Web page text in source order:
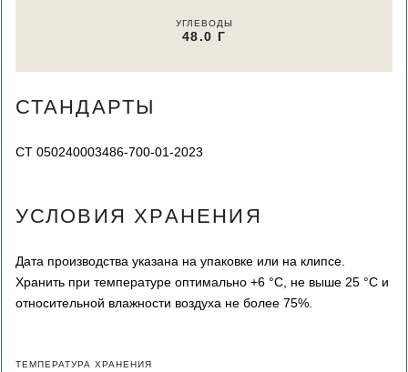
УГЛЕВОДЫ
48.0 Г
СТАНДАРТЫ
СТ 050240003486-700-01-2023
УСЛОВИЯ ХРАНЕНИЯ
Дата производства указана на упаковке или на клипсе.
Хранить при температуре оптимально +6 °С, не выше 25 °C и
относительной влажности воздуха не более 75%.
ТЕМПЕРАТУРА ХРАНЕНИЯ